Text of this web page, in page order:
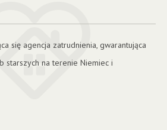
się agencja zatrudnienia, gwarantująca
starszych na terenie Niemiec i